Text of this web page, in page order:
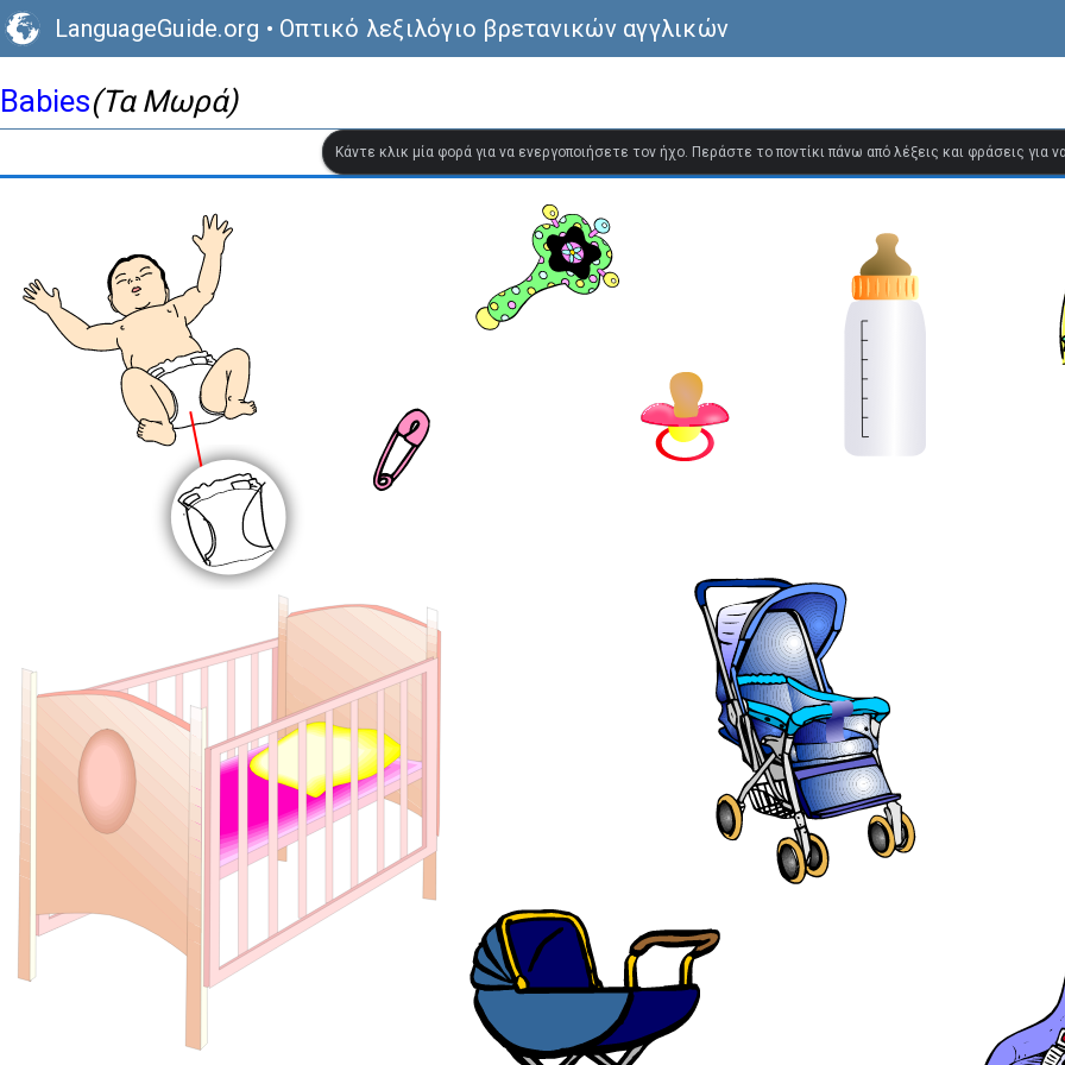
LanguageGuide.org • Οπτικό λεξιλόγιο βρετανικών αγγλικών
Babies(Τα Μωρά)
Κάντε κλικ μία φορά για να ενεργοποιήσετε τον ήχο. Περάστε το ποντίκι πάνω από λέξεις και φράσεις για